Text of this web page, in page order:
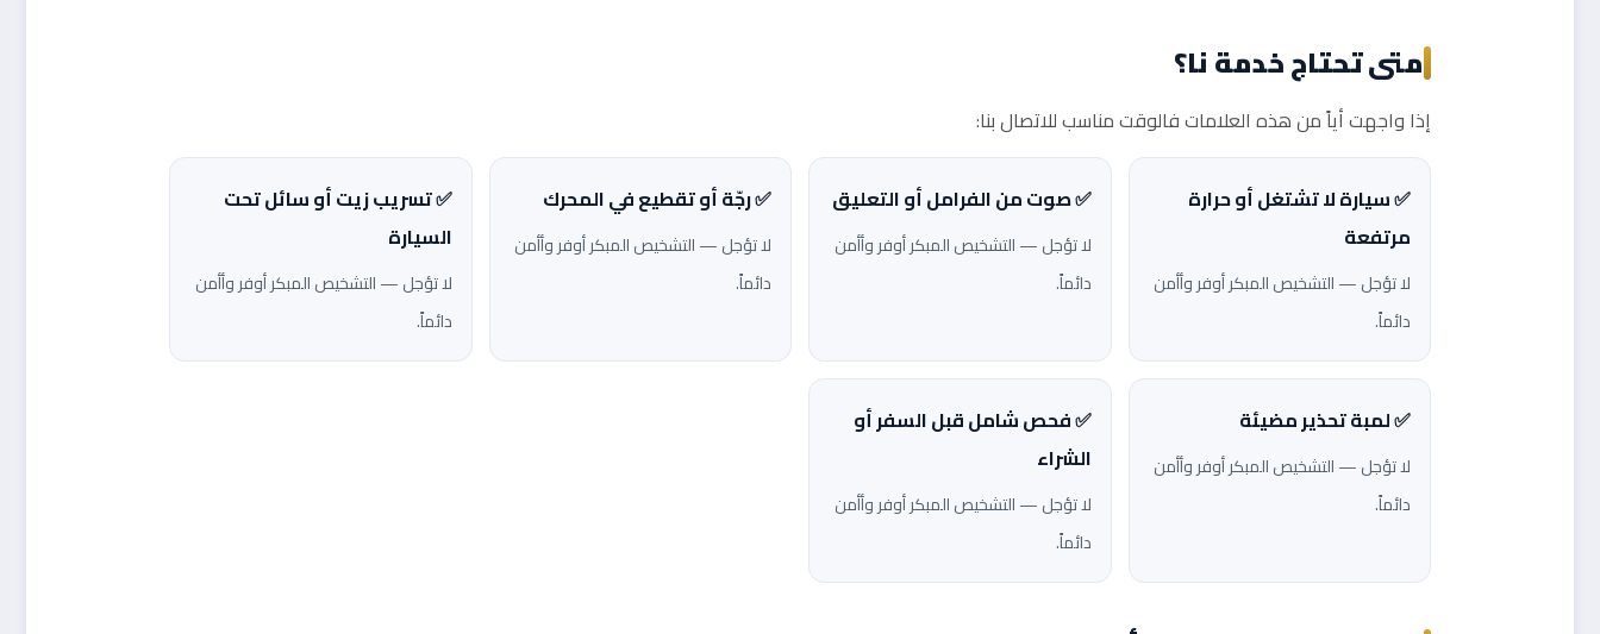
متى تحتاج خدمة نا؟
إذا واجهت أياً من هذه العلامات فالوقت مناسب للاتصال بنا:
✅ سيارة لا تشتغل أو حرارة
مرتفعة
لا تؤجل — التشخيص المبكر أوفر وأأمن
دائماً.
✅ صوت من الفرامل أو التعليق
لا تؤجل — التشخيص المبكر أوفر وأأمن
دائماً.
✅ رجّة أو تقطيع في المحرك
لا تؤجل — التشخيص المبكر أوفر وأأمن
دائماً.
✅ تسريب زيت أو سائل تحت
السيارة
لا تؤجل — التشخيص المبكر أوفر وأأمن
دائماً.
✅ لمبة تحذير مضيئة
لا تؤجل — التشخيص المبكر أوفر وأأمن
دائماً.
✅ فحص شامل قبل السفر أو
الشراء
لا تؤجل — التشخيص المبكر أوفر وأأمن
دائماً.